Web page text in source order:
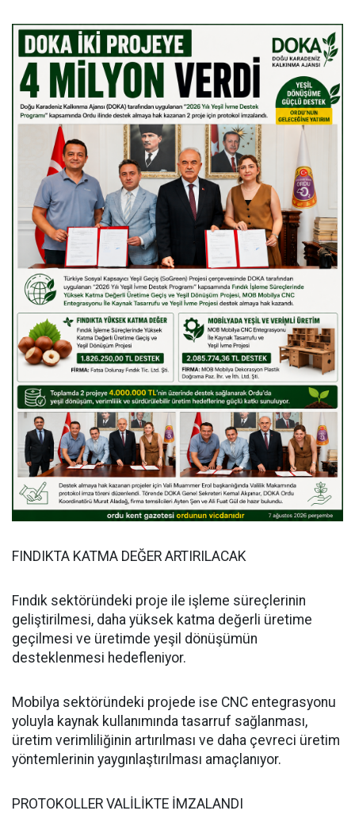
FINDIKTA KATMA DEĞER ARTIRILACAK
Fındık sektöründeki proje ile işleme süreçlerinin
geliştirilmesi, daha yüksek katma değerli üretime
geçilmesi ve üretimde yeşil dönüşümün
desteklenmesi hedefleniyor.
Mobilya sektöründeki projede ise CNC entegrasyonu
yoluyla kaynak kullanımında tasarruf sağlanması,
üretim verimliliğinin artırılması ve daha çevreci üretim
yöntemlerinin yaygınlaştırılması amaçlanıyor.
PROTOKOLLER VALİLİKTE İMZALANDI